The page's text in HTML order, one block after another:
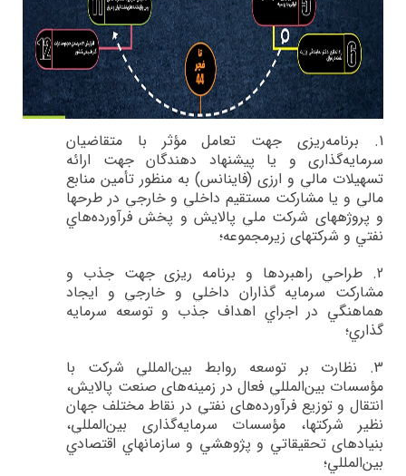
1.
برنامه‌ريزي جهت تعامل مؤثر با متقاضيان
سرمايه‌گذاري و يا پيشنهاد دهندگان جهت ارائه
تسهيلات مالي و ارزي (فاينانس) به منظور تأمين منابع
مالي و يا مشاركت مستقيم داخلي و خارجي در طرح­ها
و پروژه­هاي شركت ملي پالايش و پخش فرآورده‌هاي
نفتي و شرکت­های زیرمجموعه؛
2.
طراحي راهبردها و برنامه ­ريزي جهت جذب و
مشاركت سرمايه گذاران داخلي و خارجي و ايجاد
هماهنگي در اجراي اهداف جذب و توسعه سرمايه
گذاري؛
3.
نظارت بر توسعه روابط بين‌المللي شركت با
مؤسسات بين‌المللي فعال در زمينه‌هاي صنعت پالايش،
انتقال و توزيع فرآورده‌هاي نفتي در نقاط مختلف جهان
نظير شركت­ها، مؤسسات سرمايه‌گذاري بين‌المللي،
بنيادهاي تحقيقاتي و پژوهشي و سازمان­هاي اقتصادي
بين‌المللي؛